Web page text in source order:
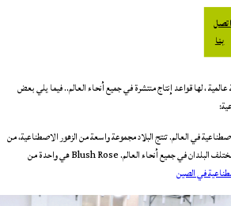
اتصل
بنا
، لها قواعد إنتاج منتشرة في جميع أنحاء العالم.. فيما يلي بعض
في العالم. تنتج البلاد مجموعة واسعة من الزهور الاصطناعية، من
الحرير إلى الزهور الورقية، وتصدرها إلى مختلف البلدان في جميع أنحاء العالم. Blush Rose هي واحدة من
في الصين